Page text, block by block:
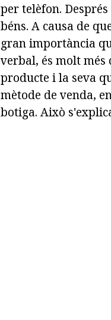
per telèfon.
béns. A causa de
gran importància
verbal, és molt més
producte i la seva
mètode de venda,
botiga. Això